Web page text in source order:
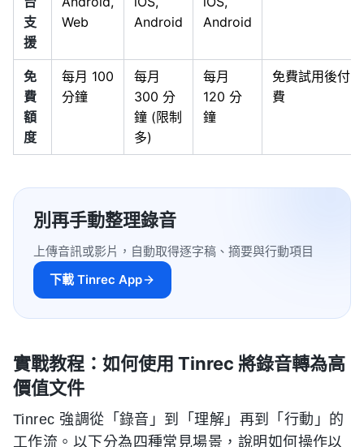
支
援
Web
Android
Android
免
費
額
度
每月 100
分鐘
每月
300 分
鐘 (限制
多)
每月
120 分
鐘
免費試用後付
費
別再手動整理錄音
上傳音訊或影片，自動取得逐字稿、摘要與行動項目
下載 Tinrec App
實戰教程：如何使用 Tinrec 將錄音轉為高
價值文件
Tinrec 強調從「錄音」到「理解」再到「行動」的
工作流。以下分為四種常見場景，說明如何操作以